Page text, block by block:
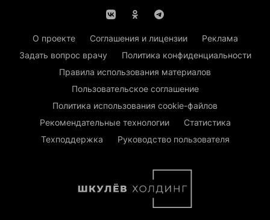
О проекте Соглашения и лицензии
Реклама
Задать вопрос врачу
Политика конфиденциальности
Правила использования материалов
Пользовательское соглашение
Политика использования cookie-файлов
Рекомендательные технологии
Статистика
Техподдержка
Руководство пользователя